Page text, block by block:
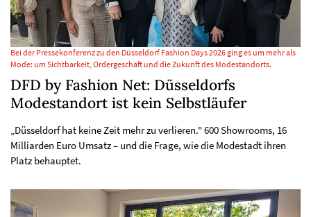
Bei der Pressekonferenz zu den Düsseldorf Fashion Days 2026 ging es um mehr als
Mode: um Sichtbarkeit, Ordergeschäft und die Zukunft des Modestandorts.
DFD by Fashion Net: Düsseldorfs
Modestandort ist kein Selbstläufer
„Düsseldorf hat keine Zeit mehr zu verlieren." 600 Showrooms, 16
Milliarden Euro Umsatz – und die Frage, wie die Modestadt ihren
Platz behauptet.